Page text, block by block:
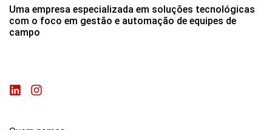
Uma empresa especializada em soluções tecnológicas
com o foco em gestão e automação de equipes de
campo